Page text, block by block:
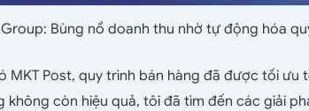
Group: Bùng nổ doanh thu nhờ tự động hóa
MKT Post, quy trình bán hàng đã được tối ưu
không còn hiệu quả, tôi đã tìm đến các giải